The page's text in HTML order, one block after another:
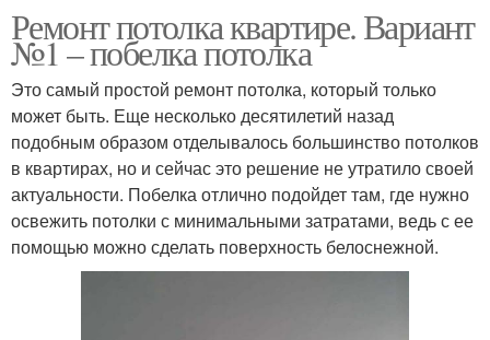
Ремонт потолка квартире. Вариант
№1 – побелка потолка
Это самый простой ремонт потолка, который только
может быть. Еще несколько десятилетий назад
подобным образом отделывалось большинство потолков
в квартирах, но и сейчас это решение не утратило своей
актуальности. Побелка отлично подойдет там, где нужно
освежить потолки с минимальными затратами, ведь с ее
помощью можно сделать поверхность белоснежной.